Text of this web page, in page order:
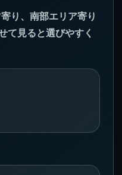
り、南部エリア寄り
て見ると選びやすく